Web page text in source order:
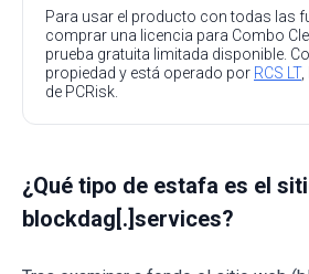
Para usar el producto con todas las
comprar una licencia para Combo
prueba gratuita limitada disponible.
propiedad y está operado por RCS LT,
de PCRisk.
¿Qué tipo de estafa es el
blockdag[.]services?